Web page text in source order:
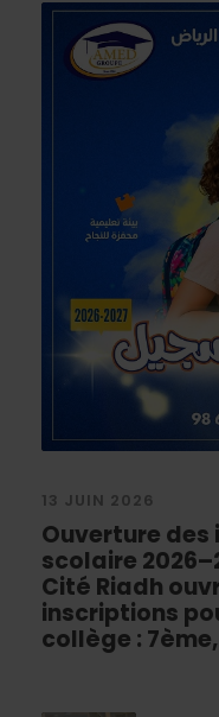
13 JUIN 2026
Ouverture des
scolaire
Cité Riadh
inscriptions
collège :